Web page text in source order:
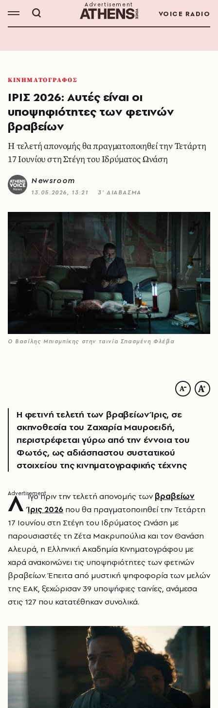
VOICE RADIO
ΚΙΝΗΜΑΤΟΓΡΑΦΟΣ
ΙΡΙΣ 2026: Αυτές είναι οι
υποψηφιότητες των φετινών
βραβείων
Η τελετή απονομής θα πραγματοποιηθεί την Τετάρτη
17 Ιουνίου στη Στέγη του Ιδρύματος Ωνάση
Newsroom
13.05.2026, 13:21 3’ ΔΙΑΒΑΣΜΑ
Ο Βασίλης Μπισμπίκης στην ταινία Σπασμένη Φλέβα
Η φετινή τελετή των βραβείων Ίρις, σε
σκηνοθεσία του Ζαχαρία Μαυροειδή,
περιστρέφεται γύρω από την έννοια του
Φωτός, ως αδιάσπαστου συστατικού
στοιχείου της κινηματογραφικής τέχνης
Λ ίγο πριν την τελετή απονομής των βραβείων
Ίρις 2026 που θα πραγματοποιηθεί την Τετάρτη
17 Ιουνίου στη Στέγη του Ιδρύματος Ωνάση με
παρουσιαστές τη Ζέτα Μακρυπούλια και τον Θανάση
Αλευρά, η Ελληνική Ακαδημία Κινηματογράφου με
χαρά ανακοινώνει τις υποψηφιότητες των φετινών
βραβείων. Έπειτα από μυστική ψηφοφορία των μελών
της ΕΑΚ, ξεχώρισαν 39 υποψήφιες ταινίες, ανάμεσα
στις 127 που κατατέθηκαν συνολικά.